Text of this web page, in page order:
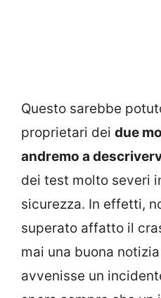
Questo sarebbe
proprietari dei due
andremo a
dei test molto severi
sicurezza. In effetti,
superato affatto il
mai una buona
avvenisse un